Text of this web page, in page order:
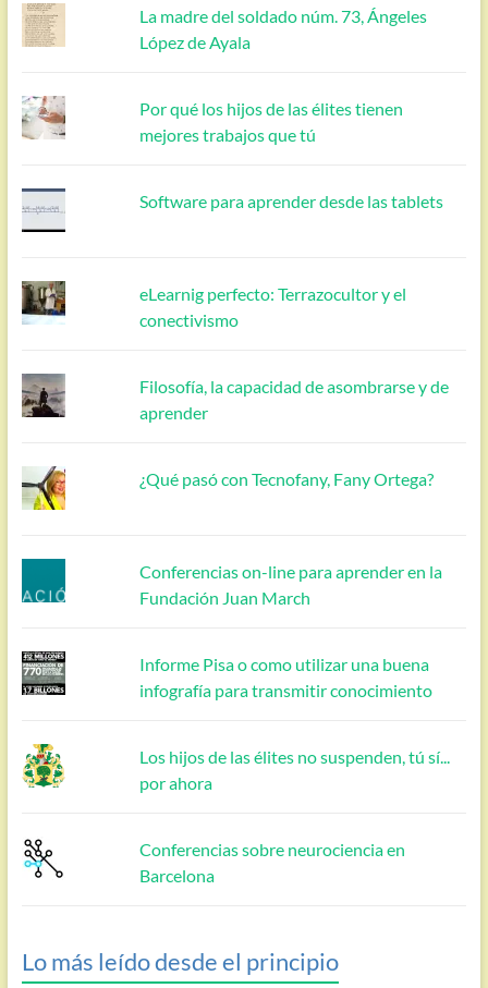
La madre del soldado núm. 73, Ángeles
López de Ayala
Por qué los hijos de las élites tienen
mejores trabajos que tú
Software para aprender desde las tablets
eLearnig perfecto: Terrazocultor y el
conectivismo
Filosofía, la capacidad de asombrarse y de
aprender
¿Qué pasó con Tecnofany, Fany Ortega?
Conferencias on-line para aprender en la
Fundación Juan March
Informe Pisa o como utilizar una buena
infografía para transmitir conocimiento
Los hijos de las élites no suspenden, tú sí...
por ahora
Conferencias sobre neurociencia en
Barcelona
Lo más leído desde el principio